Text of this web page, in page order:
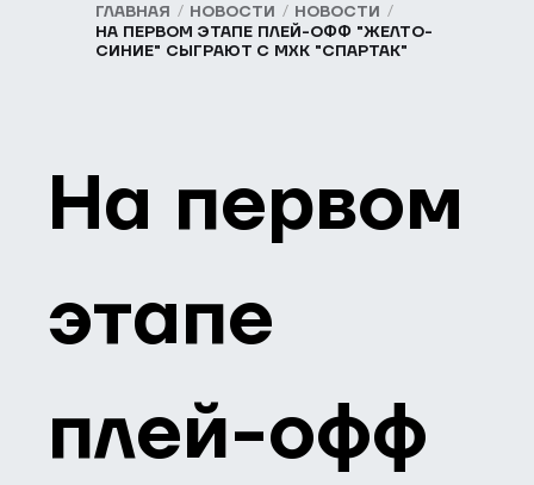
ГЛАВНАЯ НОВОСТИ
НОВОСТИ
НА ПЕРВОМ ЭТАПЕ ПЛЕЙ-ОФФ "ЖЕЛТО-
СИНИЕ" СЫГРАЮТ С МХК "СПАРТАК"
На первом
этапе
плей-офф